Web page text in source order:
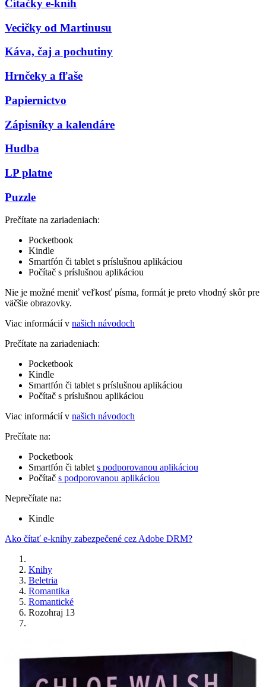
Čítačky e-kníh
Vecičky od Martinusu
Káva, čaj a pochutiny
Hrnčeky a fľaše
Papiernictvo
Zápisníky a kalendáre
Hudba
LP platne
Puzzle
Prečítate na zariadeniach:
Pocketbook
Kindle
Smartfón či tablet s príslušnou aplikáciou
Počítač s príslušnou aplikáciou
Nie je možné meniť veľkosť písma, formát je preto vhodný skôr pre
väčšie obrazovky.
Viac informácií v našich návodoch
Prečítate na zariadeniach:
Pocketbook
Kindle
Smartfón či tablet s príslušnou aplikáciou
Počítač s príslušnou aplikáciou
Viac informácií v našich návodoch
Prečítate na:
Pocketbook
Smartfón či tablet s podporovanou aplikáciou
Počítač s podporovanou aplikáciou
Neprečítate na:
Kindle
Ako čítať e-knihy zabezpečené cez Adobe DRM?
Knihy
Beletria
Romantika
Romantické
Rozohraj 13